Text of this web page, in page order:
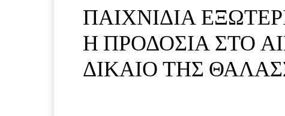
ΠΑΙΧΝΙΔΙΑ
Η ΠΡΟΔΟΣΙΑ ΣΤΟ
ΔΙΚΑΙΟ ΤΗΣ